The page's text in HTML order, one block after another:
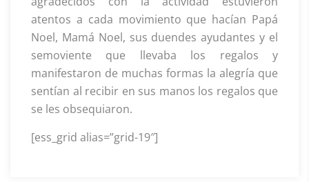
atentos a cada movimiento que hacían Papá
Noel, Mamá Noel, sus duendes ayudantes y el
semoviente que llevaba los regalos y
manifestaron de muchas formas la alegría que
sentían al recibir en sus manos los regalos que
se les obsequiaron.
[ess_grid alias=”grid-19″]